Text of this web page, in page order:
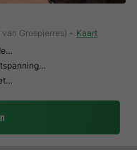
van Grospierres)
Kaart